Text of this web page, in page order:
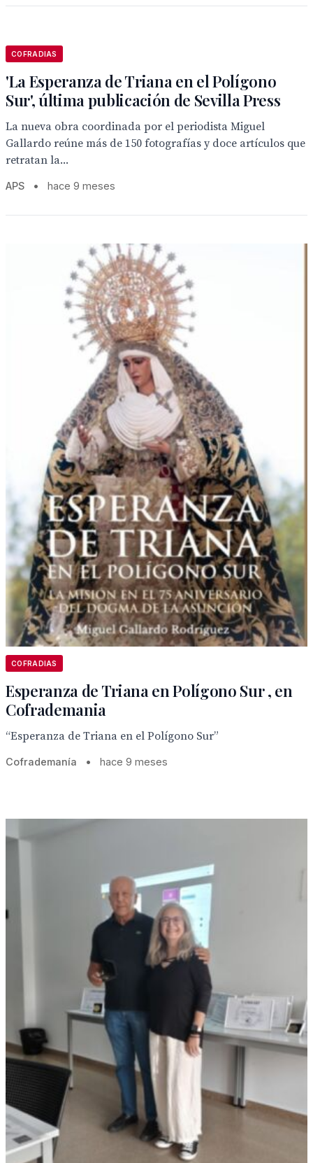
COFRADIAS
'La Esperanza de Triana en el Polígono
Sur', última publicación de Sevilla Press
La nueva obra coordinada por el periodista Miguel
Gallardo reúne más de 150 fotografías y doce artículos que
retratan la...
APS • hace 9 meses
COFRADIAS
Esperanza de Triana en Polígono Sur , en
Cofrademania
“Esperanza de Triana en el Polígono Sur”
Cofrademanía • hace 9 meses